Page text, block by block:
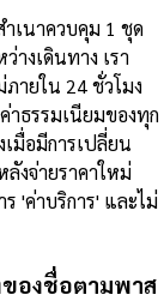
ำเนาควบคุม 1 ชุด
งเดินทาง เรา
ายใน 24 ชั่วโมง
าธรรมเนียมของทุก
มื่อมีการเปลี่ยน
งจ่ายราคาใหม่
ร 'ค่าบริการ' และไม่
ของชื่อตามพาส